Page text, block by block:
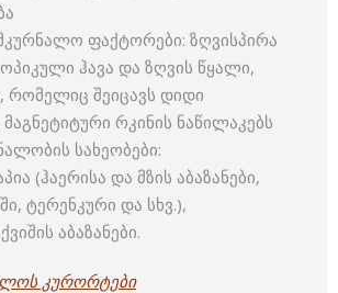
ფაქტორები: ზღვისპირა
ჰავა და ზღვის წყალი,
რომელიც შეიცავს დიდი
რკინის ნაწილაკებს
სახეობები:
(ჰაერისა და მზის აბაზანები,
ტერენკური და სხვ.),
აბაზანები.
კურორტები